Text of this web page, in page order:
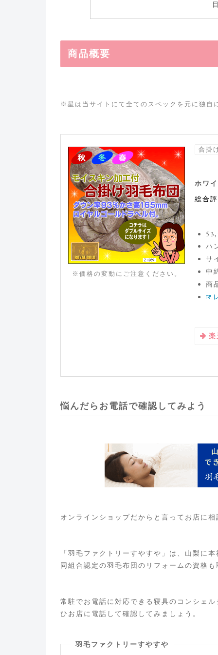
商品概要
※星は当サイトにて全てのスペックを元に独自
※価格の変動にご注意ください。
合掛
ホワ
総合
ハ
サ
中
商
悩んだらお電話で確認してみよう
オンラインショップだからと言ってお店に
「羽毛ファクトリーすやすや」は、山梨に
同組合認定の羽毛布団のリフォームの資格
常駐でお電話に対応できる寝具のコンシェ
ひお店に電話して確認してみましょう。
羽毛ファクトリーすやすや